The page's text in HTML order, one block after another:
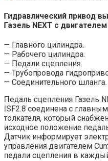
Гидравлический привод
Газель NEXT с
— Главного цилиндра.
— Рабочего цилиндра.
— Педали сцепления.
— Трубопровода
— Соединительного шланга.
Педаль сцепления Газель
ISF2.8 соединена с
толкателя, который
исходное положение
Датчик информирует
управления двигателем
педали сцепления в